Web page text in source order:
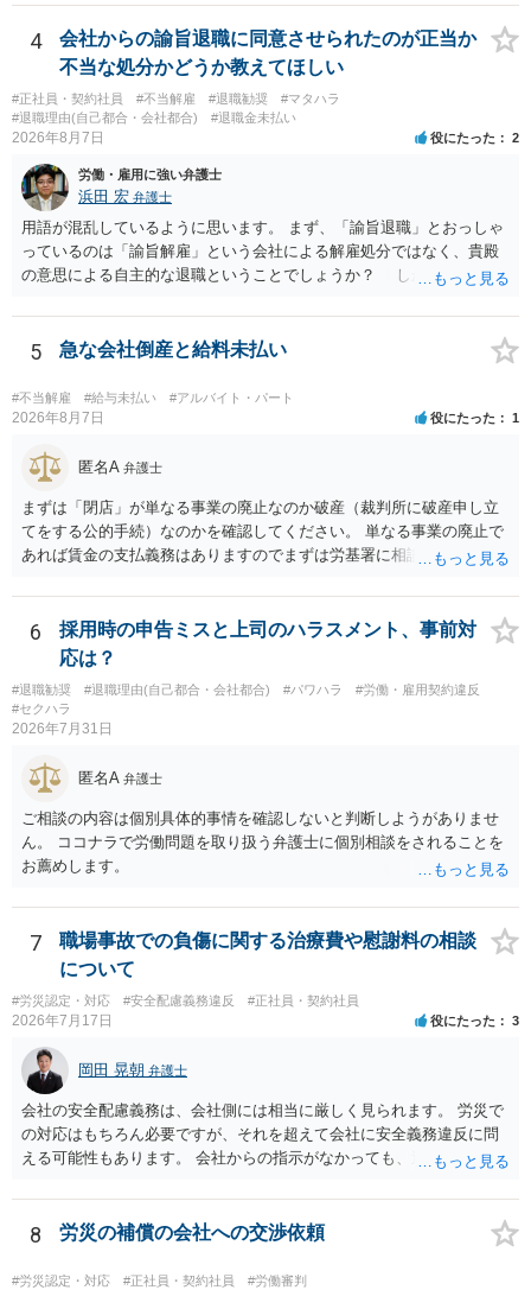
ものの、重い懲戒処分の対象には十分なり得ます。 名誉や評価の回復
については、会社側に「部下の不正行為による情報漏洩」と正式に認
定させ、誤認した他部署への適切なフォローや周知を求めるのが有効
です。 あるいは、懲戒があったことを社内で周知される手続があるの
ならば、それにより軽微ながら回復はできるかもしれません。 さらに
個人としても、相手に対してプライバシー侵害等に基づく損害賠償
らない可能性があります。）。
4
会社からの諭旨退職に同意させられたのが正当か
不当な処分かどうか教えてほしい
#正社員・契約社員 #不当解雇 #退職勧奨
#マタハラ
#退職理由(自己都合・会社都合)
#退職金未払い
2026年8月7日 役にたった 2
労働・雇用に強い弁護士
浜田 宏 弁護士
用語が混乱しているように思います。 まず、「諭旨退職」とおっしゃ
っているのは「諭旨解雇」という会社による解雇処分ではなく、貴殿
の意思による自主的な退職ということでしょうか？ しかし、記載さ
す。 その場合、解雇には客観的で合理的な理由が必要であり、かつ
解雇という処分が社会通念上相当と認められない限り、解雇は無効で
す。 結局、貴殿のネット炎上の内容や原因、勤務先に与えた影響な
どを具体的に検討しなければ、何とも申し上げることができません。
また、育児休業法関係の問題もあるかもしれません。 ある程度労働
士にご相談下さい。
5 急な会社倒産と給料未払い
#不当解雇 #給与未払い #アルバイト・パート
2026年8月7日 役にたった 1
匿名A 弁護士
まずは「閉店」が単なる事業の廃止なのか破産（裁判所に破産申し立
てをする公的手続）なのかを確認してください。 単なる事業の廃止で
あれば賃金の支払義務はありますのでまずは労基署に相談してくださ
しいかもしれませんが）賃金などの労働債権は他の債務より優先して
支払われます。ただし支払までにかなり時間がかかるでしょう。 さら
に、「独立行政法人労働者健康安全機構 」という公的機関が未払賃金
の立替事業を行っています。詳しくは、同機構の＜未払賃金立替払相
談コーナー＞ TEL 044-431-8663 相談時間：土日祝日を除く9:15～1
7:00 に相談してみてください。同じように未払となった他の従業員の
6
採用時の申告ミスと上司のハラスメント、事前対
応は？
#退職勧奨 #退職理由(自己都合・会社都合) #パワハラ
#労働・雇用契約違反
#セクハラ
2026年7月31日
匿名A 弁護士
ご相談の内容は個別具体的事情を確認しないと判断しようがありませ
ん。 ココナラで労働問題を取り扱う弁護士に個別相談をされることを
お薦めします。
7
職場事故での負傷に関する治療費や慰謝料の相談
について
#労災認定・対応 #安全配慮義務違反 #正社員・契約社員
2026年7月17日 役にたった 3
岡田 晃朝 弁護士
会社の安全配慮義務は、会社側には相当に厳しく見られます。 労災で
の対応はもちろん必要ですが、それを超えて会社に安全義務違反に問
える可能性もあります。 会社からの指示がなかっても、逆に危険な作
実地指導をしていないことが問題になった事例もあります。ですの
で、指示が無ければ免責されるわけではありません。責任追及の交渉
8 労災の補償の会社への交渉依頼
#労災認定・対応 #正社員・契約社員 #労働審判